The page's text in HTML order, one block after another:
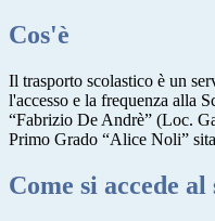
Cos'è
Il trasporto scolastico è un
l'accesso e la frequenza alla
“Fabrizio De Andrè” (Loc.
Primo Grado “Alice Noli”
Come si accede